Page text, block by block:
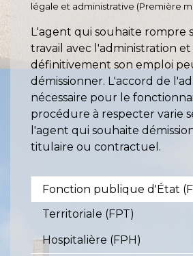
légale et administrative (Première
L'agent qui souhaite rompre
travail avec l'administration
définitivement son emploi
démissionner. L'accord de
nécessaire pour le
procédure à respecter varie
l'agent qui souhaite
titulaire ou contractuel.
Fonction publique d'État
Territoriale (FPT)
Hospitalière (FPH)